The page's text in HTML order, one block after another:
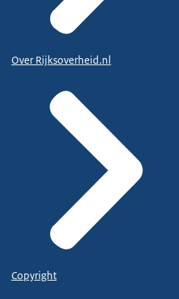
Over Rijksoverheid.nl
Copyright